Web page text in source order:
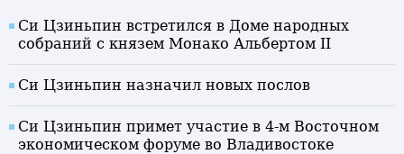
Си Цзиньпин встретился в Доме народных
собраний с князем Монако Альбертом II
Си Цзиньпин назначил новых послов
Си Цзиньпин примет участие в 4-м Восточном
экономическом форуме во Владивостоке